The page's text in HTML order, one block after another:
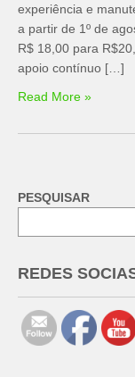
experiência e
a partir de 1º de
R$ 18,00 para
apoio contínuo […]
Read More »
PESQUISAR
REDES